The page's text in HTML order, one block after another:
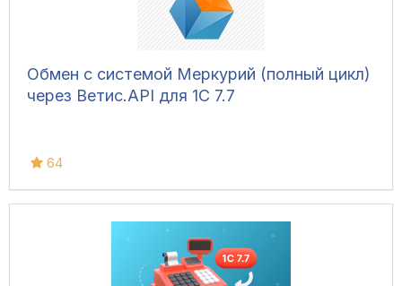
Обмен с системой Меркурий (полный цикл)
через Ветис.API для 1С 7.7
64